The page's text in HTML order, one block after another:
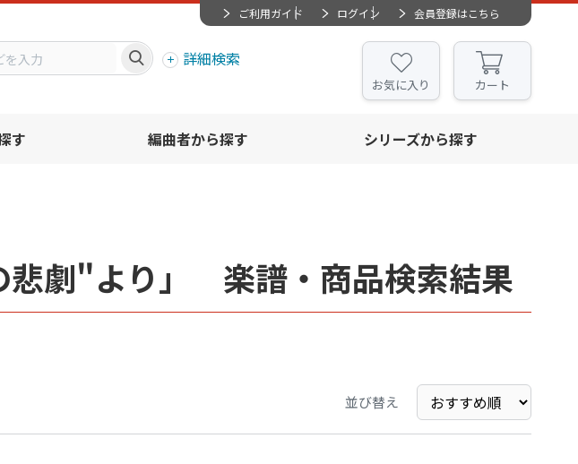
ご利用ガイド ログイン 会員登録はこちら
詳細検索
お気に入り カート
す 編曲者から探す シリーズから探す
劇"より」 楽譜・商品検索結果
並び替え